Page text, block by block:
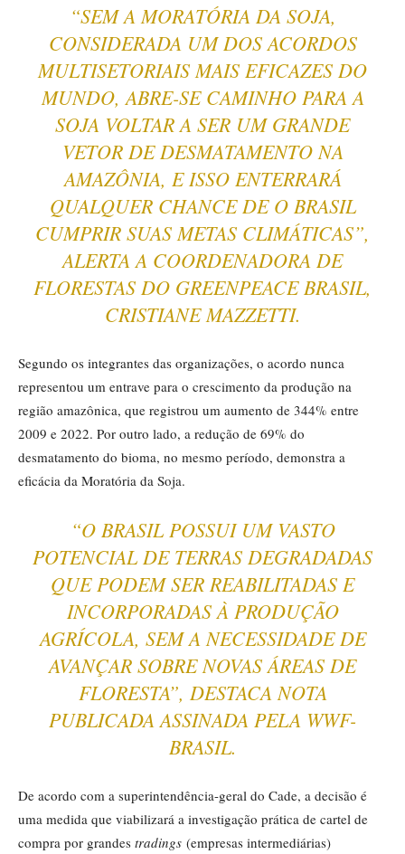
“SEM A MORATÓRIA DA SOJA,
CONSIDERADA UM DOS ACORDOS
MULTISETORIAIS MAIS EFICAZES DO
MUNDO, ABRE-SE CAMINHO PARA A
SOJA VOLTAR A SER UM GRANDE
VETOR DE DESMATAMENTO NA
AMAZÔNIA, E ISSO ENTERRARÁ
QUALQUER CHANCE DE O BRASIL
CUMPRIR SUAS METAS CLIMÁTICAS”,
ALERTA A COORDENADORA DE
FLORESTAS DO GREENPEACE BRASIL,
CRISTIANE MAZZETTI.
Segundo os integrantes das organizações, o acordo nunca
representou um entrave para o crescimento da produção na
região amazônica, que registrou um aumento de 344% entre
2009 e 2022. Por outro lado, a redução de 69% do
desmatamento do bioma, no mesmo período, demonstra a
eficácia da Moratória da Soja.
“O BRASIL POSSUI UM VASTO
POTENCIAL DE TERRAS DEGRADADAS
QUE PODEM SER REABILITADAS E
INCORPORADAS À PRODUÇÃO
AGRÍCOLA, SEM A NECESSIDADE DE
AVANÇAR SOBRE NOVAS ÁREAS DE
FLORESTA”, DESTACA NOTA
PUBLICADA ASSINADA PELA WWF-
BRASIL.
De acordo com a superintendência-geral do Cade, a decisão é
uma medida que viabilizará a investigação prática de cartel de
compra por grandes tradings (empresas intermediárias)